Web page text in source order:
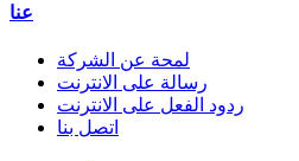
عنا
لمحة عن الشركة
رسالة على الانترنت
ردود الفعل على الانترنت
اتصل بنا